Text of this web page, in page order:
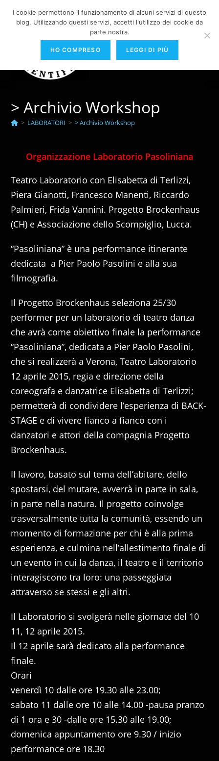
contenuto
Menu
> Archivio Workshop
> LABORATORI > > Archivio Workshop
Organizzazione Laboratorio Pasoliniana
Teatro Laboratorio con Elisabetta di Terlizzi,
Piera Gianotti, Francesco Manenti, Riccardo
Palmieri, Frida Vannini. Progetto Brockenhaus
(CH) e Associazione dello Scompiglio, Lucca.
“Pasoliniana” è una performance itinerante
dedicata a Pier Paolo Pasolini e alla sua
filmografia.
Il Progetto Brockenhaus seleziona 25/30
performer per un laboratorio di teatro danza
che avrà come obiettivo finale la performance
“Pasoliniana”, dedicata a Pier Paolo Pasolini,
che si realizzerà a Verona, Teatro Laboratorio
12 aprile 2015, regia e direzione della
coreografa e danzatrice Elisabetta di Terlizzi;
permetterà di condividere l’esperienza di BACK-
STAGE e di vivere fianco a fianco con i
danzatori e attori della compagnia Progetto
Brockenhaus.
Il lavoro, basato sul tema dell’abitare, dello
spostarsi, del mutare, avverrà in parte in sala,
in parte nella natura. Il progetto coinvolge
trasversalmente tutta la comunità, essendo un
momento di formazione per chi è alla prima
esperienza, e culmina nell’allestimento finale di
un evento in cui la danza, il teatro e il territorio
interagiscono tra loro: una passeggiata
attraverso se stessi e gli altri.
Il Laboratorio si svolgerà nelle giornate del 10
11, 12 aprile 2015.
Il 12 aprile sarà dedicato alla performance
finale.
Orari
venerdì 10 dalle ore 19.30 alle 23.00;
sabato 11 dalle ore 10 alle 14.00 -pausa pranzo
di 1 ora e 30 -dalle ore 15.30 alle 19.00;
domenica appuntamento ore 9.30 / inizio
performance ore 18.30
I cookie permettono il funzionamento di alcuni servizi di questo
blog. Utilizzando questi servizi, accetti l'utilizzo dei cookie da
parte nostra.
HO COMPRESO LEGGI DI PIÙ